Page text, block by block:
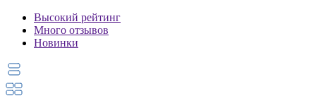
Высокий рейтинг
Много отзывов
Новинки